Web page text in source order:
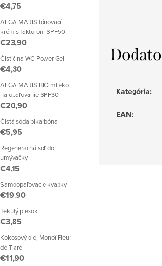
€4,75
ALGA MARIS tónovací
krém s faktorom SPF50
€23,90
Čistič na WC Power Gel
€4,30
ALGA MARIS BIO mlieko
na opaľovanie SPF30
€20,90
Čistá sóda bikarbóna
€5,95
Regeneračná soľ do
umývačky
€4,15
Samoopaľovacie kvapky
€19,90
Tekutý piesok
€3,85
Kokosový olej Monoï Fleur
de Tiaré
€11,90
Kategória:
EAN: